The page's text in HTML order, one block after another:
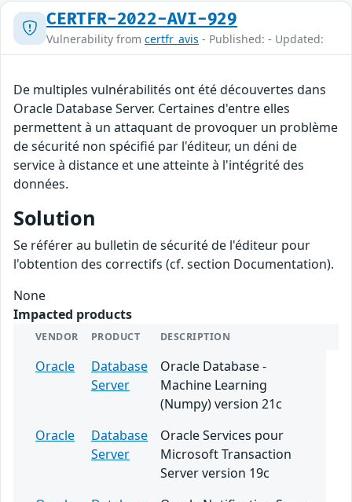
CERTFR-2022-AVI-929
Vulnerability from certfr_avis - Published: - Updated:
De multiples vulnérabilités ont été découvertes dans
Oracle Database Server. Certaines d'entre elles
permettent à un attaquant de provoquer un problème
de sécurité non spécifié par l'éditeur, un déni de
service à distance et une atteinte à l'intégrité des
données.
Solution
Se référer au bulletin de sécurité de l'éditeur pour
l'obtention des correctifs (cf. section Documentation).
None
Impacted products
VENDOR PRODUCT DESCRIPTION
Oracle
Database
Server
Oracle Database -
Machine Learning
(Numpy) version 21c
Oracle
Database
Server
Oracle Services pour
Microsoft Transaction
Server version 19c